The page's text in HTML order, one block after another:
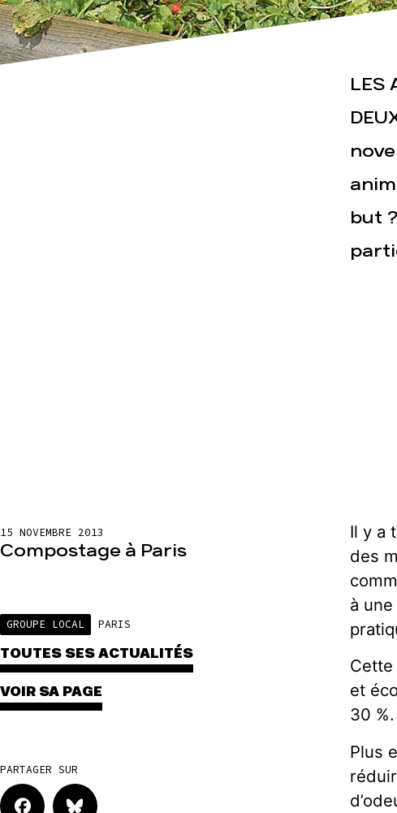
Espace
LES
but
15 NOVEMBRE 2013
Compostage à Paris
GROUPE LOCAL PARIS
TOUTES SES ACTUALITÉS
VOIR SA PAGE
PARTAGER SUR
Il y a
des
à
et
30 %.
Plus